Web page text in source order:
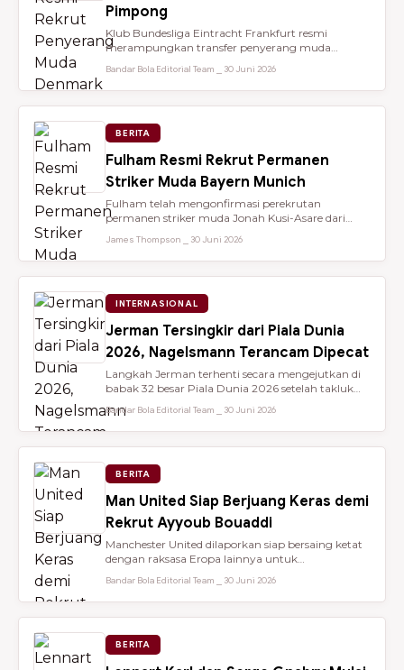
Pimpong
Klub Bundesliga Eintracht Frankfurt resmi
merampungkan transfer penyerang muda
Bandar Bola Editorial Team ⎯ 30 Juni 2026
BERITA
Fulham Resmi Rekrut Permanen
Striker Muda Bayern Munich
Fulham telah mengonfirmasi perekrutan
permanen striker muda Jonah Kusi-Asare dari
James Thompson ⎯ 30 Juni 2026
INTERNASIONAL
Jerman Tersingkir dari Piala Dunia
2026, Nagelsmann Terancam Dipecat
Langkah Jerman terhenti secara mengejutkan di
babak 32 besar Piala Dunia 2026 setelah takluk
Bandar Bola Editorial Team ⎯ 30 Juni 2026
BERITA
Man United Siap Berjuang Keras demi
Rekrut Ayyoub Bouaddi
Manchester United dilaporkan siap bersaing ketat
dengan raksasa Eropa lainnya untuk
Bandar Bola Editorial Team ⎯ 30 Juni 2026
BERITA